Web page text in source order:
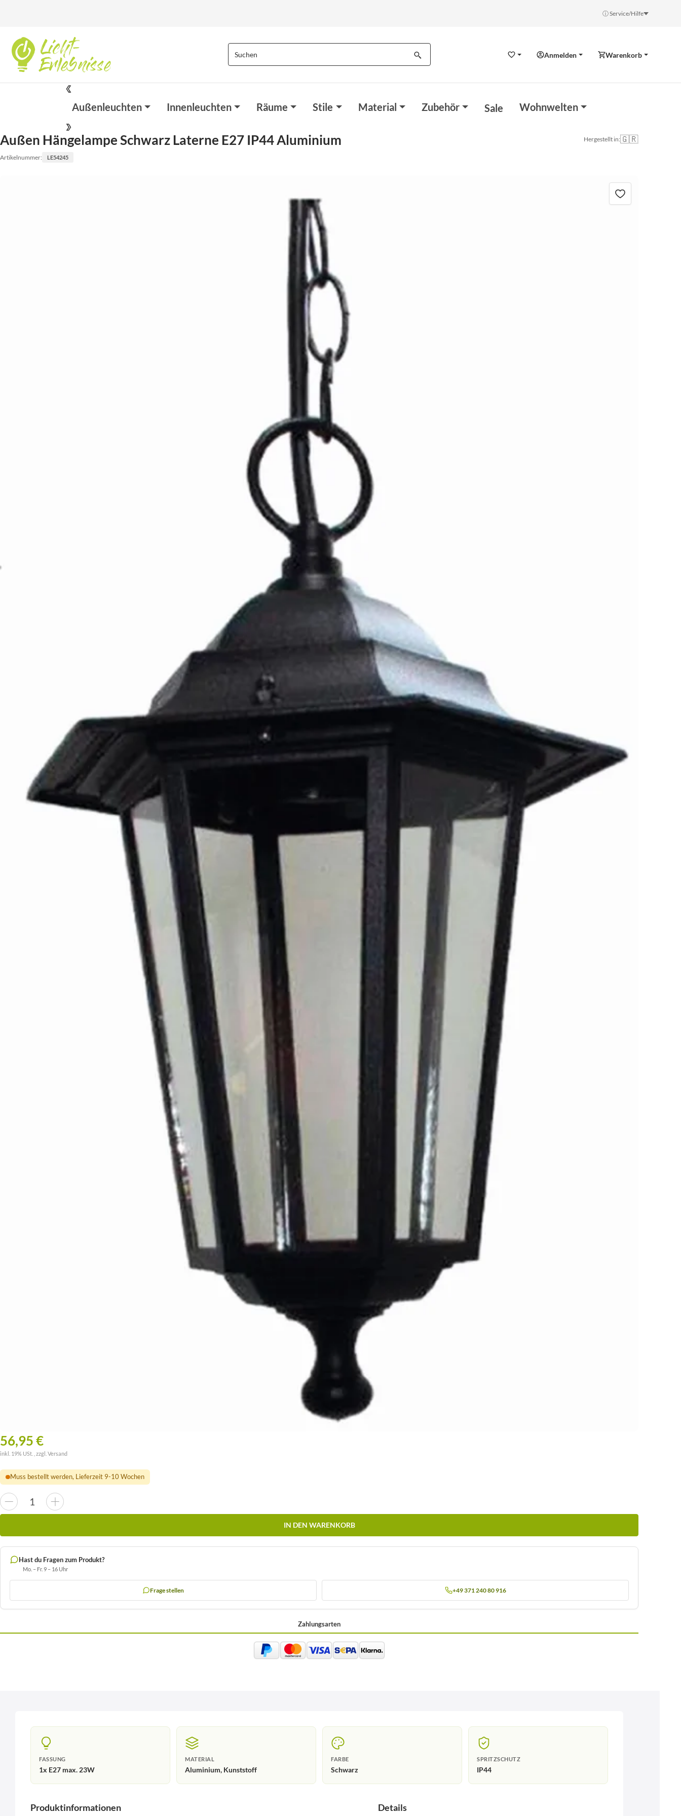
ⓘ Service/Hilfe
WunschzettelAnmelden Warenkorb
Außenleuchten Innenleuchten Räume Stile Material Zubehör Sale Wohnwelten
Außen Hängelampe Schwarz Laterne E27 IP44 Aluminium
Artikelnummer: LE54245
Hergestellt in:🇬🇷
56,95 €
inkl. 19% USt. , zzgl. Versand
Muss bestellt werden, Lieferzeit 9-10 Wochen
IN DEN WARENKORB
Hast du Fragen zum Produkt?
Mo. – Fr. 9 – 16 Uhr
Frage stellen +49 371 240 80 916
Zahlungsarten
FASSUNG
1x E27 max. 23W
MATERIAL
Aluminium, Kunststoff
FARBE
Schwarz
SPRITZSCHUTZ
IP44
Produktinformationen Details